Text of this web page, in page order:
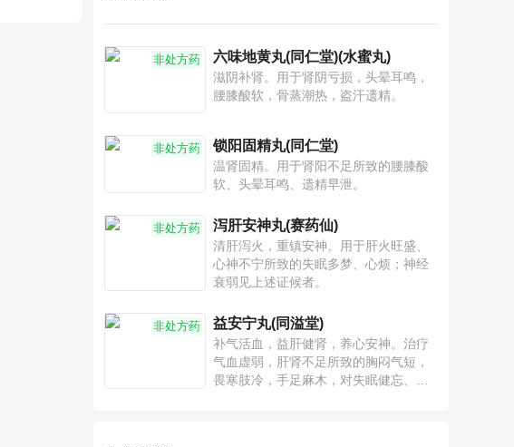
非处方药 六味地黄丸(同仁堂)(水蜜丸)
滋阴补肾。用于肾阴亏损，头晕耳鸣，
腰膝酸软，骨蒸潮热，盗汗遗精。
非处方药 锁阳固精丸(同仁堂)
温肾固精。用于肾阳不足所致的腰膝酸
软、头晕耳鸣、遗精早泄。
非处方药 泻肝安神丸(赛药仙)
清肝泻火，重镇安神。用于肝火旺盛、
心神不宁所致的失眠多梦、心烦；神经
衰弱见上述证候者。
非处方药 益安宁丸(同溢堂)
补气活血，益肝健肾，养心安神。治疗
气血虚弱，肝肾不足所致的胸闷气短，
畏寒肢冷，手足麻木，对失眠健忘、神